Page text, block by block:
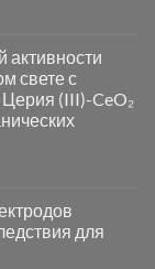
свете с
(III)-CeO₂
для